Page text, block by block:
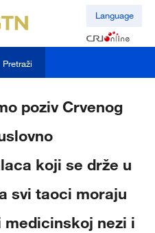
Language
Pretraži
poziv Crvenog
koji se drže u
svi taoci moraju
nezi i